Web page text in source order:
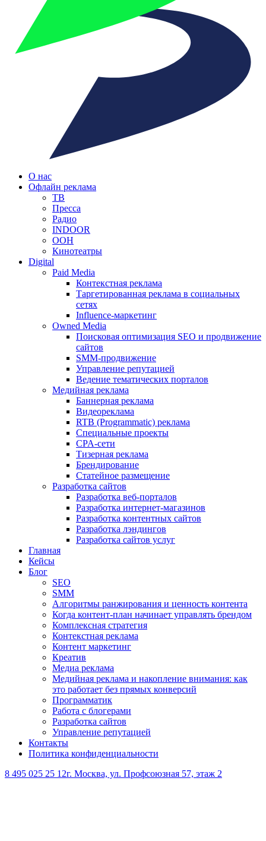
О нас
Офлайн реклама
ТВ
Пресса
Радио
INDOOR
OOH
Кинотеатры
Digital
Paid Media
Контекстная реклама
Таргетированная реклама в социальных
сетях
Influence-маркетинг
Owned Media
Поисковая оптимизация SEO и продвижение
сайтов
SMM-продвижение
Управление репутацией
Ведение тематических порталов
Медийная реклама
Баннерная реклама
Видеореклама
RTB (Programmatic) реклама
Специальные проекты
CPA-сети
Тизерная реклама
Брендирование
Статейное размещение
Разработка сайтов
Разработка веб-порталов
Разработка интернет-магазинов
Разработка контентных сайтов
Разработка лэндингов
Разработка сайтов услуг
Главная
Кейсы
Блог
SEO
SMM
Алгоритмы ранжирования и ценность контента
Когда контент-план начинает управлять брендом
Комплексная стратегия
Контекстная реклама
Контент маркетинг
Креатив
Медиа реклама
Медийная реклама и накопление внимания: как
это работает без прямых конверсий
Программатик
Работа с блогерами
Разработка сайтов
Управление репутацией
Контакты
Политика конфиденциальности
8 495 025 25 12г. Москва, ул. Профсоюзная 57, этаж 2